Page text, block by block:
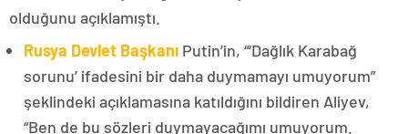
olduğunu açıklamıştı.
Rusya Devlet Başkanı Putin’in, “‘Dağlık Karabağ
sorunu’ ifadesini bir daha duymamayı umuyorum”
şeklindeki açıklamasına katıldığını bildiren Aliyev,
“Ben de bu sözleri duymayacağımı umuyorum.